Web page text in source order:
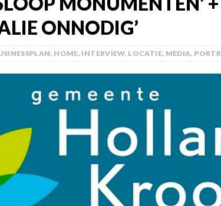
ONNODIG’
, HOME, INTERVIEW, LOCATIE, MEDIA,